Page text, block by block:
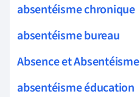
absentéisme chronique
absentéisme bureau
Absence et Absentéisme
absentéisme éducation